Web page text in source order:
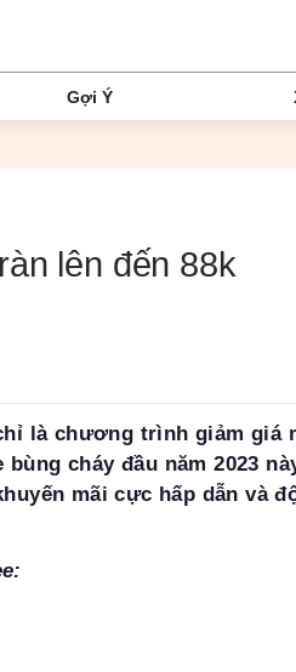
Gợi Ý
lên đến 88k
là chương trình giảm giá
cháy đầu năm 2023
mãi cực hấp dẫn và